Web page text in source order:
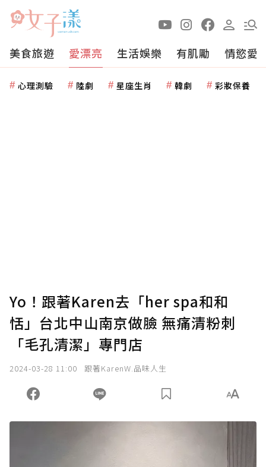
美食旅遊 愛漂亮 生活娛樂 有肌勵 情慾愛
心理測驗 陸劇 星座生肖 韓劇 彩妝保養
Yo！跟著Karen去「her spa和和
恬」台北中山南京做臉 無痛清粉刺
「毛孔清潔」專門店
2024-03-28 11:00 跟著KarenW.品味人生